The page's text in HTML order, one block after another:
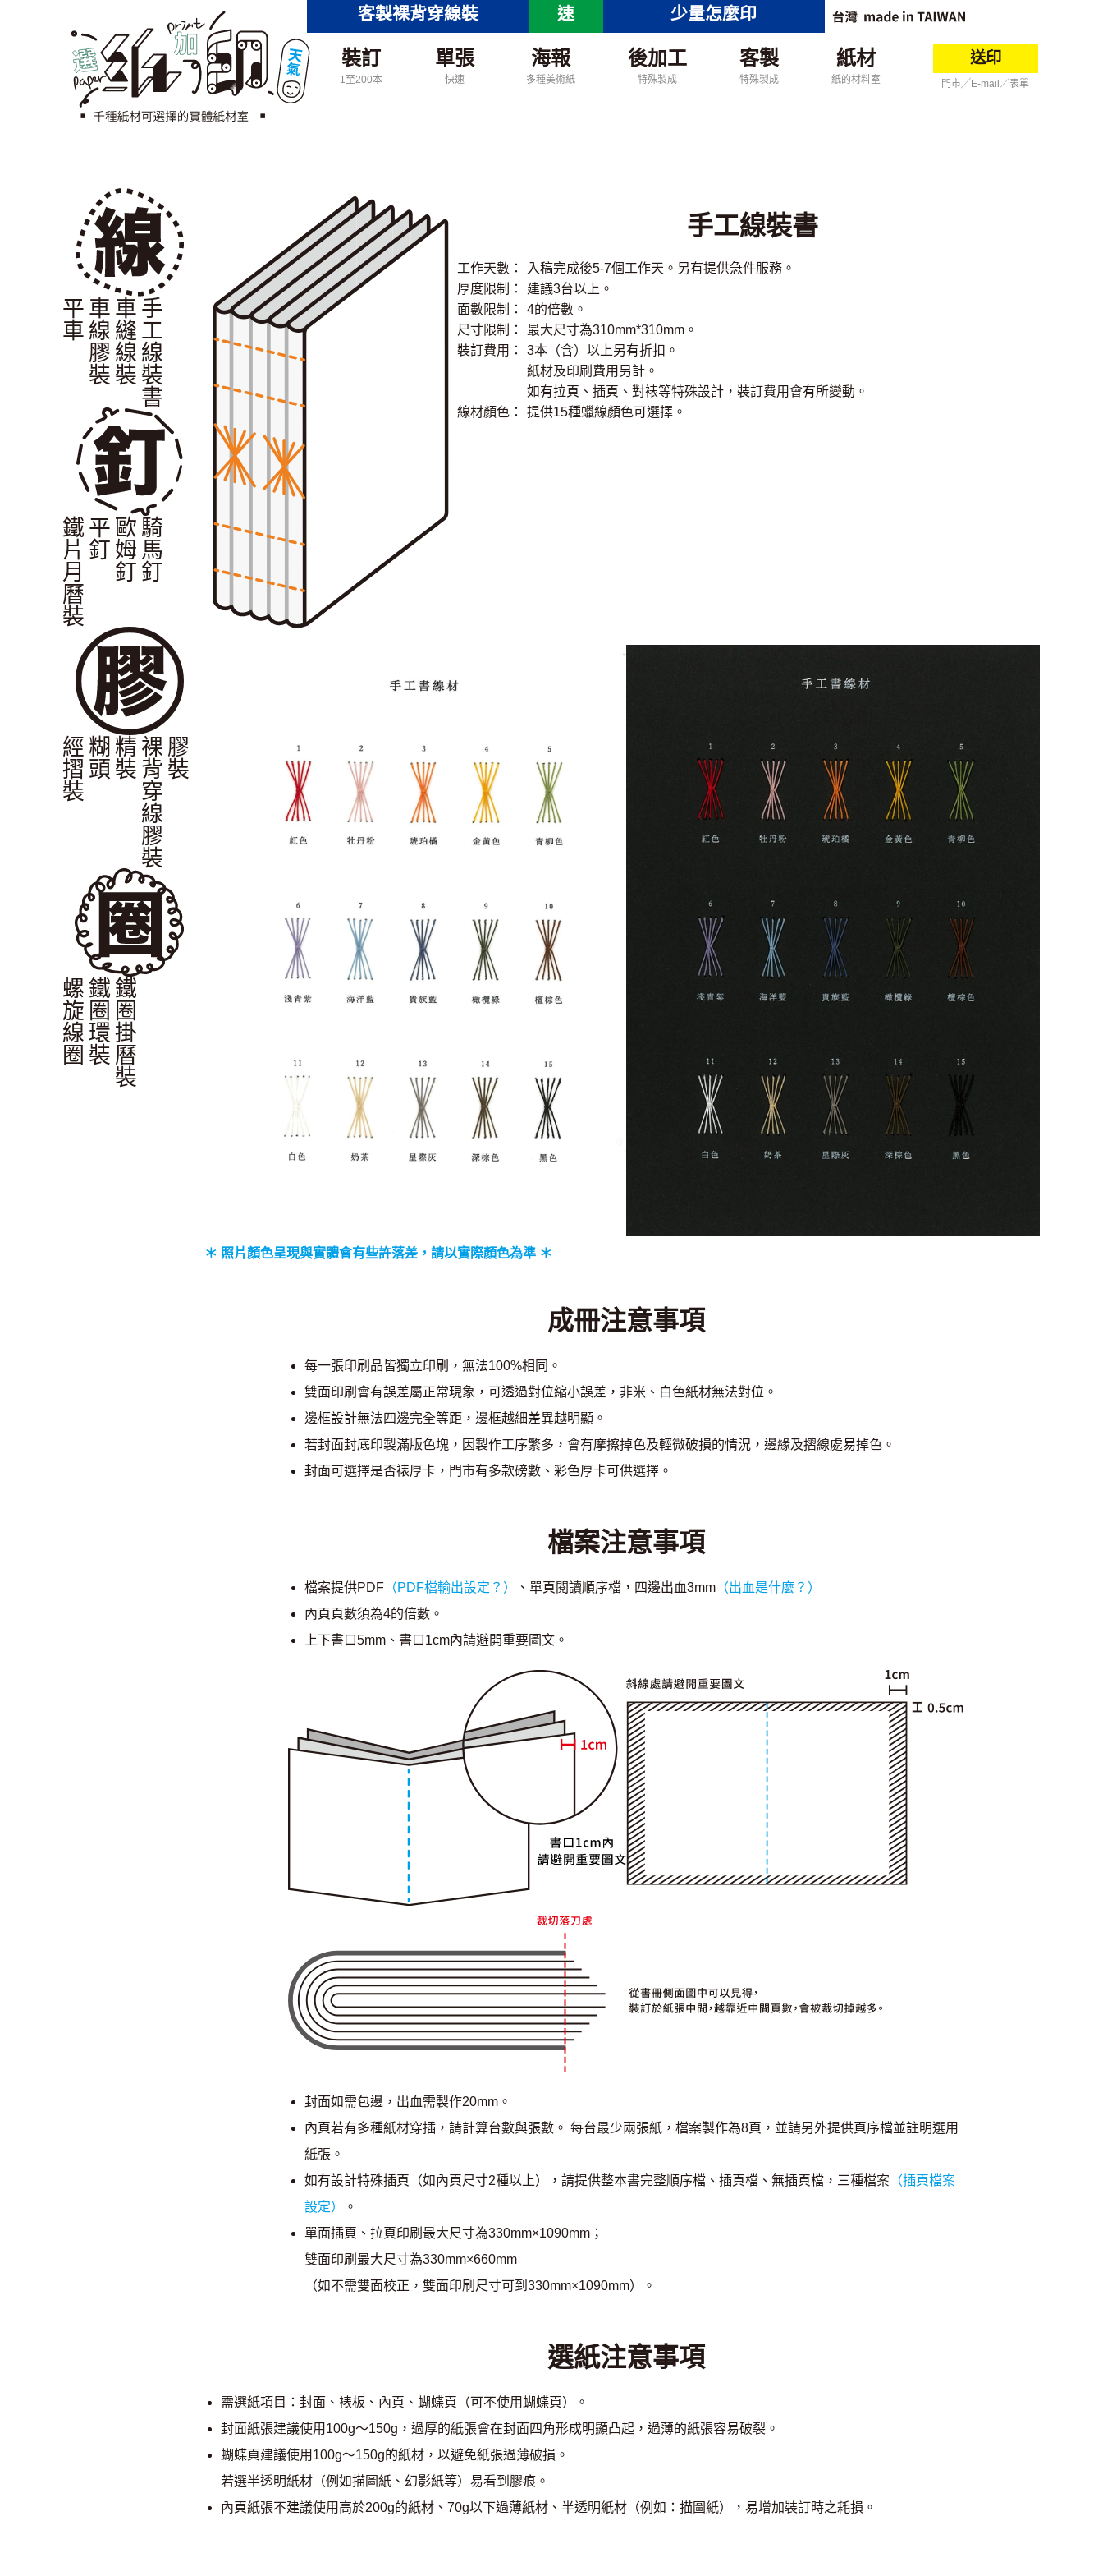
客製裸背穿線裝 速 少量怎麼印
裝訂
1至200本
單張
快速
海報
多種美術紙
後加工
特殊製成
客製
特殊製成
紙材
紙的材料室
送印
門市╱E-mail╱表單
平車車線膠裝車縫線裝手工線裝書
鐵片月曆裝平釘歐姆釘騎馬釘
經摺裝糊頭精裝裸背穿線膠裝膠裝
螺旋線圈鐵圈環裝鐵圈掛曆裝
手工線裝書
工作天數：
入稿完成後5-7個工作天。另有提供急件服務。
厚度限制：
建議3台以上。
面數限制：
4的倍數。
尺寸限制：
最大尺寸為310mm*310mm。
裝訂費用：
3本（含）以上另有折扣。
紙材及印刷費用另計。
如有拉頁、插頁、對裱等特殊設計，裝訂費用會有所變動。
線材顏色：
提供15種蠟線顏色可選擇。
＊ 照片顏色呈現與實體會有些許落差，請以實際顏色為準 ＊
成冊注意事項
每一張印刷品皆獨立印刷，無法100%相同。
雙面印刷會有誤差屬正常現象，可透過對位縮小誤差，非米、白色紙材無法對位。
邊框設計無法四邊完全等距，邊框越細差異越明顯。
若封面封底印製滿版色塊，因製作工序繁多，會有摩擦掉色及輕微破損的情況，邊緣及摺線處易掉色。
封面可選擇是否裱厚卡，門市有多款磅數、彩色厚卡可供選擇。
檔案注意事項
檔案提供PDF （PDF檔輸出設定？） 、單頁閱讀順序檔，四邊出血3mm （出血是什麼？）
內頁頁數須為4的倍數。
上下書口5mm、書口1cm內請避開重要圖文。
封面如需包邊，出血需製作20mm。
內頁若有多種紙材穿插，請計算台數與張數。 每台最少兩張紙，檔案製作為8頁，並請另外提供頁序檔並註明選用
紙張。
如有設計特殊插頁（如內頁尺寸2種以上），請提供整本書完整順序檔、插頁檔、無插頁檔，三種檔案 （插頁檔案
設定）
。
單面插頁、拉頁印刷最大尺寸為330mm×1090mm；
雙面印刷最大尺寸為330mm×660mm
（如不需雙面校正，雙面印刷尺寸可到330mm×1090mm）。
選紙注意事項
需選紙項目：封面、裱板、內頁、蝴蝶頁（可不使用蝴蝶頁）。
封面紙張建議使用100g～150g，過厚的紙張會在封面四角形成明顯凸起，過薄的紙張容易破裂。
蝴蝶頁建議使用100g～150g的紙材，以避免紙張過薄破損。
若選半透明紙材（例如描圖紙、幻影紙等）易看到膠痕。
內頁紙張不建議使用高於200g的紙材、70g以下過薄紙材、半透明紙材（例如：描圖紙），易增加裝訂時之耗損。